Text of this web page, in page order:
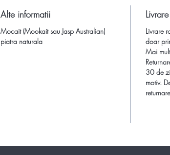
lor
*
Alte informatii
Mocait (Mookait sau Jasp Australian)
piatra naturala
Livrare
doar
Mai
30 de
motiv.